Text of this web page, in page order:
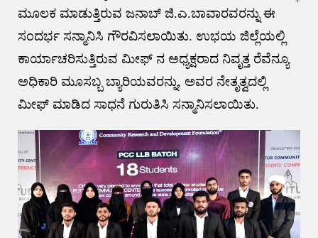
ಮೂಲಕ ಮಾಡುತ್ತಿರುವ ಜನಾಬ್ ಜಿ.ಎ.ಬಾವಾರವರನ್ನು ಈ
ಸಂದರ್ಭ ಸನ್ಮಾನಿಸಿ ಗೌರವಿಸಲಾಯಿತು. ಉಭಯ ಜಿಲ್ಲೆಯಲ್ಲಿ
ಕಾರ್ಯಾಚರಿಸುತ್ತಿರುವ ಮೀಫ್ ನ ಅಧ್ಯಕ್ಷರಾದ ನಿವೃತ್ತ ರೆವೆನ್ಯೂ
ಅಧಿಕಾರಿ ಮೂಸಬ್ಬ ಬ್ಯಾರಿಯವರನ್ನು, ಅವರ ನೇತೃತ್ವದಲ್ಲಿ
ಮೀಫ್ ಮಾಡಿದ ಸಾಧನೆ ಗುರುತಿಸಿ ಸನ್ಮಾನಿಸಲಾಯಿತು.